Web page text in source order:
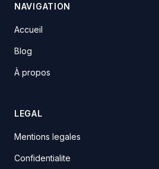
NAVIGATION
Accueil
Blog
À propos
LEGAL
Mentions legales
Confidentialite